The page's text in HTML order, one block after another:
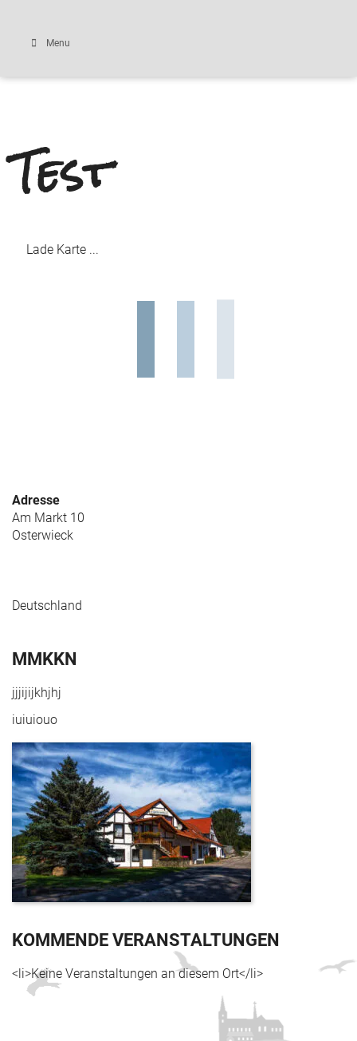
Menu
Test
Lade Karte ...
Adresse
Am Markt 10
Osterwieck
Deutschland
MMKKN
jjjijijkhjhj
iuiuiouo
KOMMENDE VERANSTALTUNGEN
<li>Keine Veranstaltungen an diesem Ort</li>